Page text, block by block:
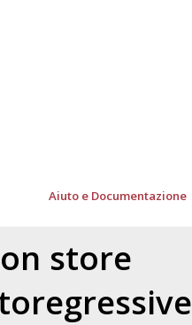
Aiuto e Documentazione
store